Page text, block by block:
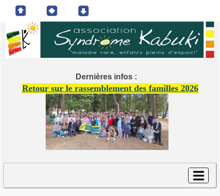
Dernières infos :
Retour sur le rassemblement des familles 2026